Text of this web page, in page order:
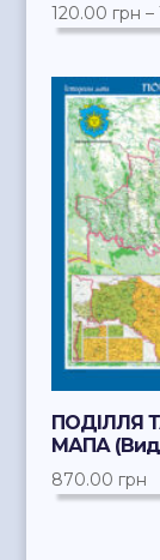
120.00 грн –
ПОДІЛЛЯ
МАПА
870.00 грн